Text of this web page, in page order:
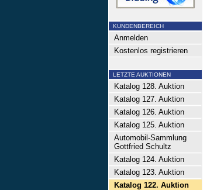
KUNDENBEREICH
Anmelden
Kostenlos registrieren
LETZTE AUKTIONEN
Katalog 128. Auktion
Katalog 127. Auktion
Katalog 126. Auktion
Katalog 125. Auktion
Automobil-Sammlung
Gottfried Schultz
Katalog 124. Auktion
Katalog 123. Auktion
Katalog 122. Auktion